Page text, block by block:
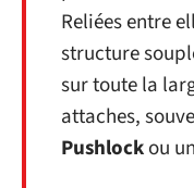
Reliées entre
structure
sur toute la
attaches,
Pushlockou